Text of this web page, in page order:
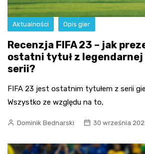
Aktualności Opis gier
Recenzja FIFA 23 – jak
ostatni tytuł z legendarnej
serii?
FIFA 23 jest ostatnim tytułem z serii
Wszystko ze względu na to,
Dominik Bednarski 30 września